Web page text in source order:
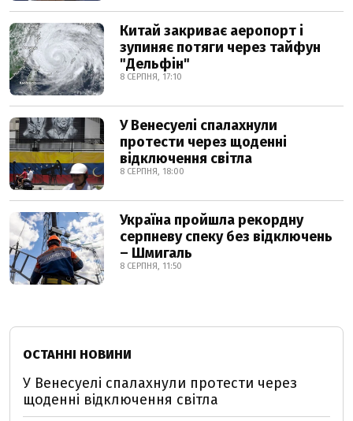
Китай закриває аеропорт і
зупиняє потяги через тайфун
"Дельфін"
8 СЕРПНЯ, 17:10
У Венесуелі спалахнули
протести через щоденні
відключення світла
8 СЕРПНЯ, 18:00
Україна пройшла рекордну
серпневу спеку без відключень
– Шмигаль
8 СЕРПНЯ, 11:50
ОСТАННІ НОВИНИ
У Венесуелі спалахнули протести через
щоденні відключення світла